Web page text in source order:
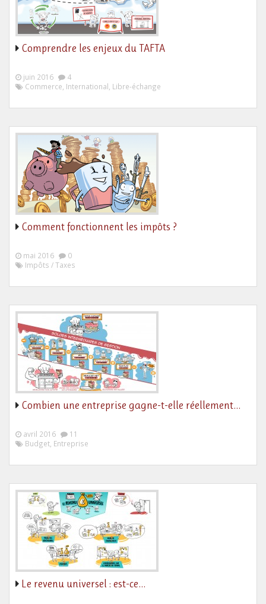
Comprendre les enjeux du TAFTA
juin 2016
4
Commerce, International, Libre-échange
Comment fonctionnent les impôts ?
mai 2016
0
Impôts / Taxes
Combien une entreprise gagne-t-elle réellement…
avril 2016
11
Budget, Entreprise
Le revenu universel : est-ce…